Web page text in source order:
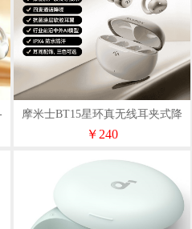
摩米士BT15星环真无线耳夹式降
噪耳机
￥240